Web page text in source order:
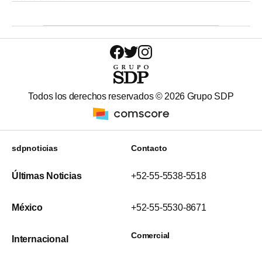
Todos los derechos reservados © 2026 Grupo SDP
sdpnoticias
Últimas Noticias
México
Internacional
Contacto
+52-55-5538-5518
+52-55-5530-8671
Comercial